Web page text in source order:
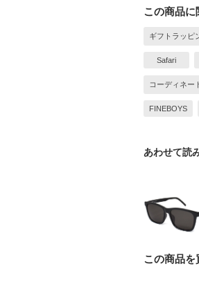
この商品に
ギフトラッピ
Safari
コーディネー
FINEBOYS
あわせて読
この商品